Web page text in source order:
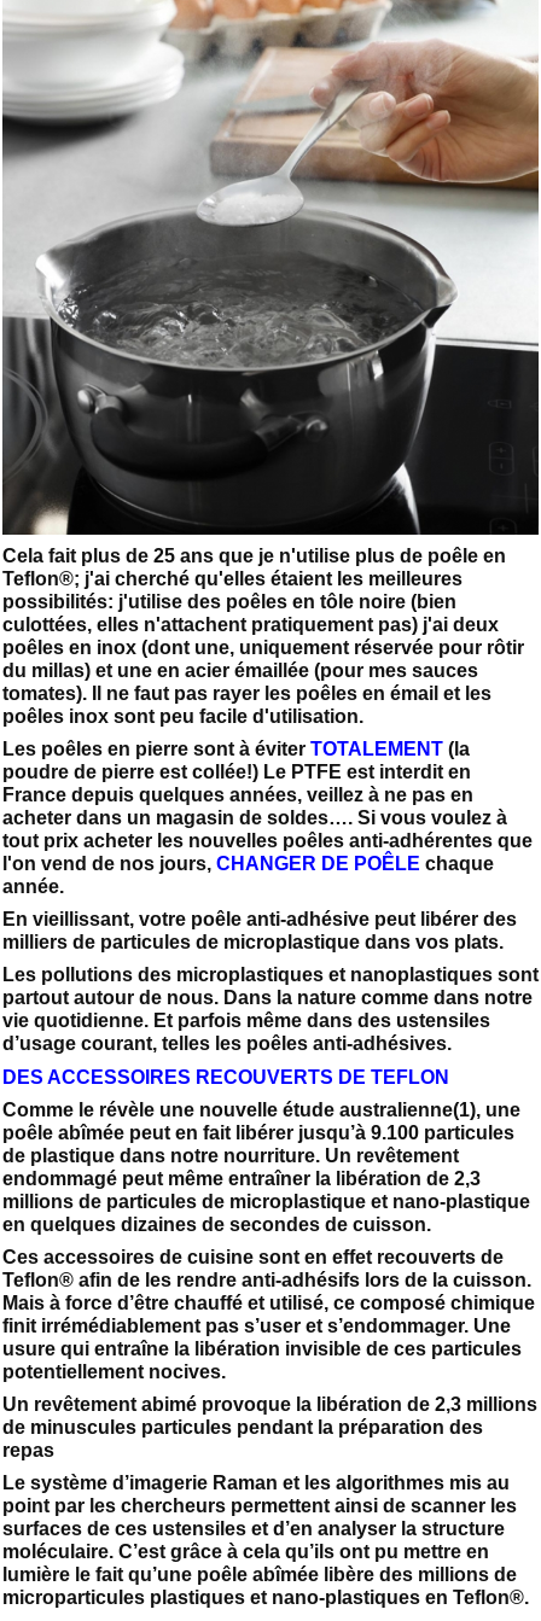
Cela fait plus de 25 ans que je n'utilise plus de poêle en
Teflon®; j'ai cherché qu'elles étaient les meilleures
possibilités: j'utilise des poêles en tôle noire (bien
culottées, elles n'attachent pratiquement pas) j'ai deux
poêles en inox (dont une, uniquement réservée pour rôtir
du millas) et une en acier émaillée (pour mes sauces
tomates). Il ne faut pas rayer les poêles en émail et les
poêles inox sont peu facile d'utilisation.
Les poêles en pierre sont à éviter TOTALEMENT (la
poudre de pierre est collée!) Le PTFE est interdit en
France depuis quelques années, veillez à ne pas en
acheter dans un magasin de soldes…. Si vous voulez à
tout prix acheter les nouvelles poêles anti-adhérentes que
l'on vend de nos jours, CHANGER DE POÊLE chaque
année.
En vieillissant, votre poêle anti-adhésive peut libérer des
milliers de particules de microplastique dans vos plats.
Les pollutions des microplastiques et nanoplastiques sont
partout autour de nous. Dans la nature comme dans notre
vie quotidienne. Et parfois même dans des ustensiles
d’usage courant, telles les poêles anti-adhésives.
DES ACCESSOIRES RECOUVERTS DE TEFLON
Comme le révèle une nouvelle étude australienne(1), une
poêle abîmée peut en fait libérer jusqu’à 9.100 particules
de plastique dans notre nourriture. Un revêtement
endommagé peut même entraîner la libération de 2,3
millions de particules de microplastique et nano-plastique
en quelques dizaines de secondes de cuisson.
Ces accessoires de cuisine sont en effet recouverts de
Teflon® afin de les rendre anti-adhésifs lors de la cuisson.
Mais à force d’être chauffé et utilisé, ce composé chimique
finit irrémédiablement pas s’user et s’endommager. Une
usure qui entraîne la libération invisible de ces particules
potentiellement nocives.
Un revêtement abimé provoque la libération de 2,3 millions
de minuscules particules pendant la préparation des
repas
Le système d’imagerie Raman et les algorithmes mis au
point par les chercheurs permettent ainsi de scanner les
surfaces de ces ustensiles et d’en analyser la structure
moléculaire. C’est grâce à cela qu’ils ont pu mettre en
lumière le fait qu’une poêle abîmée libère des millions de
microparticules plastiques et nano-plastiques en Teflon®.